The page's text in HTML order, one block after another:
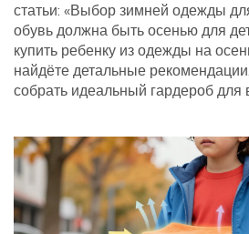
статьи: «Выбор зимней одежды
обувь должна быть осенью для
купить ребенку из одежды на
найдёте детальные
собрать идеальный гардероб